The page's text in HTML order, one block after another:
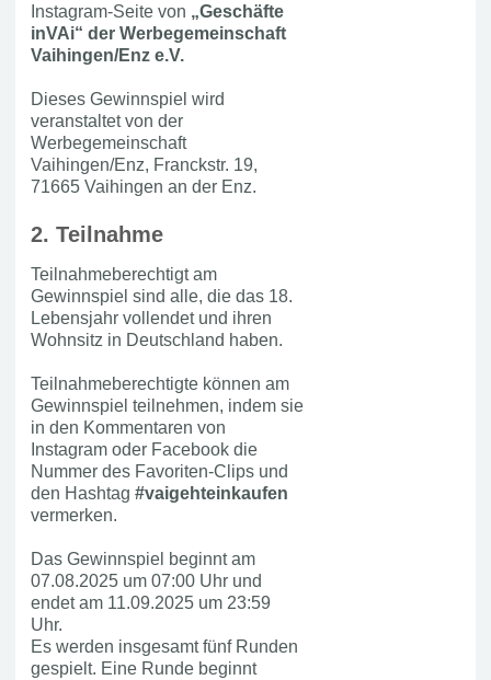
Instagram-Seite von „Geschäfte
inVAi“ der Werbegemeinschaft
Vaihingen/Enz e.V.
Dieses Gewinnspiel wird
veranstaltet von der
Werbegemeinschaft
Vaihingen/Enz, Franckstr. 19,
71665 Vaihingen an der Enz.
2. Teilnahme
Teilnahmeberechtigt am
Gewinnspiel sind alle, die das 18.
Lebensjahr vollendet und ihren
Wohnsitz in Deutschland haben.
Teilnahmeberechtigte können am
Gewinnspiel teilnehmen, indem sie
in den Kommentaren von
Instagram oder Facebook die
Nummer des Favoriten-Clips und
den Hashtag #vaigehteinkaufen
vermerken.
Das Gewinnspiel beginnt am
07.08.2025 um 07:00 Uhr und
endet am 11.09.2025 um 23:59
Uhr.
Es werden insgesamt fünf Runden
gespielt. Eine Runde beginnt